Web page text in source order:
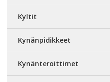
Kyltit
Kynänpidikkeet
Kynänteroittimet